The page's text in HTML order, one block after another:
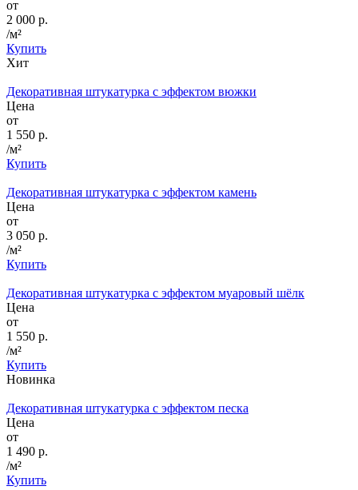
от
2 000 р.
/м²
Купить
Хит
Декоративная штукатурка с эффектом вюжки
Цена
от
1 550 р.
/м²
Купить
Декоративная штукатурка с эффектом камень
Цена
от
3 050 р.
/м²
Купить
Декоративная штукатурка с эффектом муаровый шёлк
Цена
от
1 550 р.
/м²
Купить
Новинка
Декоративная штукатурка с эффектом песка
Цена
от
1 490 р.
/м²
Купить